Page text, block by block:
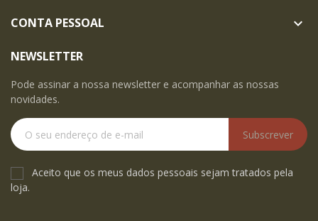
CONTA PESSOAL 
NEWSLETTER
Pode assinar a nossa newsletter e acompanhar as nossas
novidades.
Subscrever
Aceito que os meus dados pessoais sejam tratados pela
loja.